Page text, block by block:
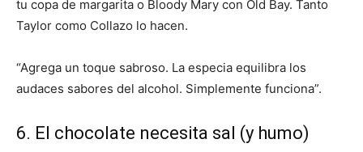
tu copa de margarita o Bloody Mary con Old Bay. Tanto
Taylor como Collazo lo hacen.
“Agrega un toque sabroso. La especia equilibra los
audaces sabores del alcohol. Simplemente funciona”.
6. El chocolate necesita sal (y humo)